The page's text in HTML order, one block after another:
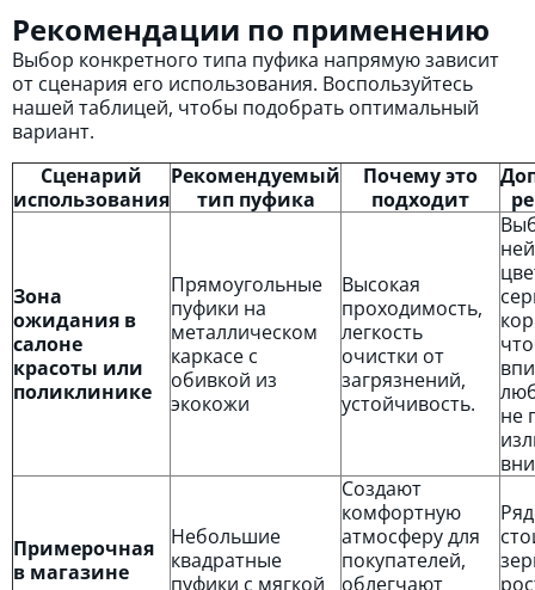
Рекомендации по применению
Выбор конкретного типа пуфика напрямую зависит
от сценария его использования. Воспользуйтесь
нашей таблицей, чтобы подобрать оптимальный
вариант.
Сценарий
использования
Рекомендуемый
тип пуфика
Почему это
подходит
Зона
ожидания в
салоне
красоты или
поликлинике
Прямоугольные
пуфики на
металлическом
каркасе с
обивкой из
экокожи
Высокая
проходимость,
легкость
очистки от
загрязнений,
устойчивость.
не
Примерочная
в магазине
Небольшие
квадратные
пуфики с мягкой
Создают
комфортную
атмосферу для
покупателей,
облегчают